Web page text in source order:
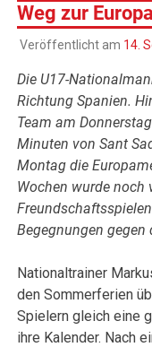
Weg zur
Veröffentlicht am 14.
Die U17-
Richtung Spanien.
Team am
Minuten von Sant
Montag die
Wochen wurde noch
Begegnungen gegen
Nationaltrainer
den Sommerferien
Spielern gleich eine
ihre Kalender. Nach